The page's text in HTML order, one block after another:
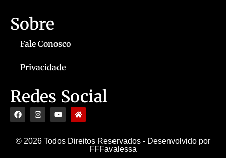
Sobre
Fale Conosco
Privacidade
Redes Social
© 2026 Todos Direitos Reservados - Desenvolvido por
FFFavalessa